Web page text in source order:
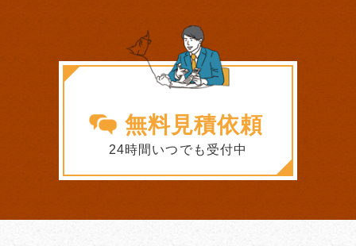
無料見積依頼
24時間いつでも受付中